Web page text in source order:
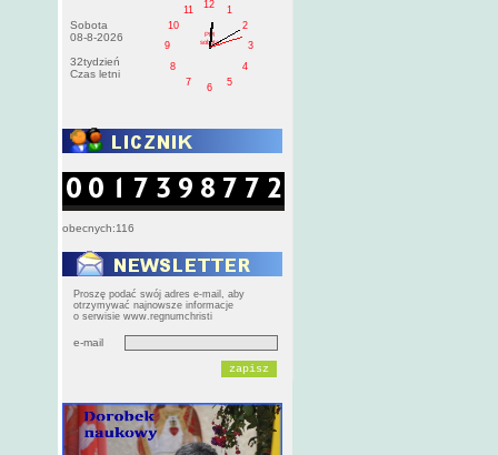
Sobota
08-8-2026
32tydzień
Czas letni
1
2
3
4
5
6
7
8
9
10
11
12
PM
sobota
obecnych:116
Proszę podać swój adres e-mail, aby
otrzymywać najnowsze informacje
o serwisie www.regnumchristi
e-mail